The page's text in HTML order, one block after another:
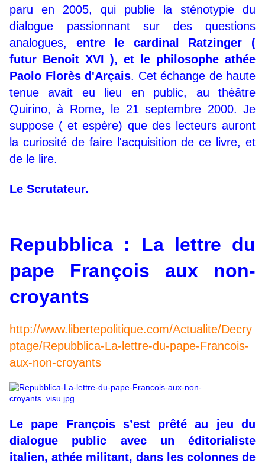
paru en 2005, qui publie la sténotypie du
dialogue passionnant sur des questions
analogues, entre le cardinal Ratzinger (
futur Benoit XVI ), et le philosophe athée
Paolo Florès d'Arçais. Cet échange de haute
tenue avait eu lieu en public, au théâtre
Quirino, à Rome, le 21 septembre 2000. Je
suppose ( et espère) que des lecteurs auront
la curiosité de faire l'acquisition de ce livre, et
de le lire.
Le Scrutateur.
Repubblica : La lettre du
pape François aux non-
croyants
http://www.libertepolitique.com/Actualite/Decry
ptage/Repubblica-La-lettre-du-pape-Francois-
aux-non-croyants
Le pape François s’est prêté au jeu du
dialogue public avec un éditorialiste
italien, athée militant, dans les colonnes de